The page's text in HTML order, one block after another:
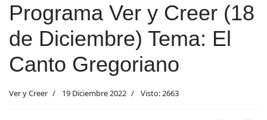
Programa Ver y Creer (18
de Diciembre) Tema: El
Canto Gregoriano
Ver y Creer 19 Diciembre 2022 Visto: 2663